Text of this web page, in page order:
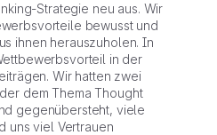
Strategie neu aus. Wir
bewusst und
ihnen herauszuholen. In
in der
Wir hatten zwei
dem Thema Thought
gegenübersteht, viele
uns viel Vertrauen